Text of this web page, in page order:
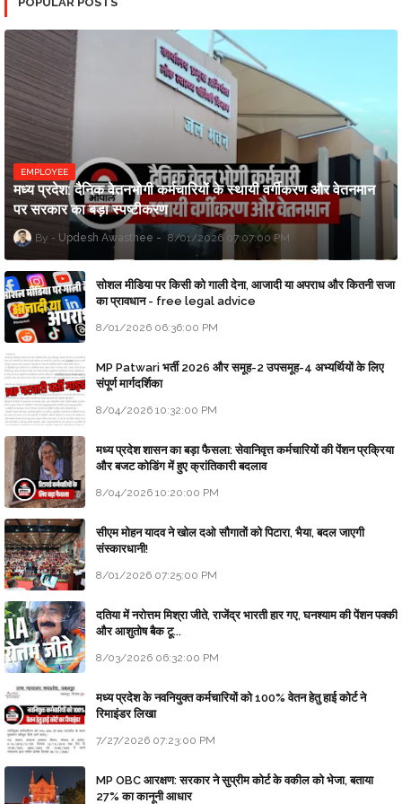
EMPLOYEE
मध्य प्रदेश: दैनिक वेतनभोगी कर्मचारियों के स्थायी वर्गीकरण और वेतनमान
पर सरकार का बड़ा स्पष्टीकरण
Updesh Awasthee 8/01/2026 07:07:00 PM
सोशल मीडिया पर किसी को गाली देना, आजादी या अपराध और कितनी सजा
का प्रावधान - free legal advice
8/01/2026 06:36:00 PM
MP Patwari भर्ती 2026 और समूह-2 उपसमूह-4 अभ्यर्थियों के लिए
संपूर्ण मार्गदर्शिका
8/04/2026 10:32:00 PM
मध्य प्रदेश शासन का बड़ा फैसला: सेवानिवृत्त कर्मचारियों की पेंशन प्रक्रिया
और बजट कोडिंग में हुए क्रांतिकारी बदलाव
8/04/2026 10:20:00 PM
सीएम मोहन यादव ने खोल दओ सौगातों को पिटारा, भैया, बदल जाएगी
संस्कारधानी!
8/01/2026 07:25:00 PM
दतिया में नरोत्तम मिश्रा जीते, राजेंद्र भारती हार गए, घनश्याम की पेंशन पक्की
और आशुतोष बैक टू...
8/03/2026 06:32:00 PM
मध्य प्रदेश के नवनियुक्त कर्मचारियों को 100% वेतन हेतु हाई कोर्ट ने
रिमाइंडर लिखा
7/27/2026 07:23:00 PM
MP OBC आरक्षण: सरकार ने सुप्रीम कोर्ट के वकील को भेजा, बताया
27% का कानूनी आधार